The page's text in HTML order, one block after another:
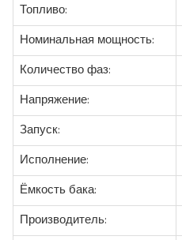
Топливо:
Номинальная мощность:
Количество фаз:
Напряжение:
Запуск:
Исполнение:
Ёмкость бака:
Производитель: